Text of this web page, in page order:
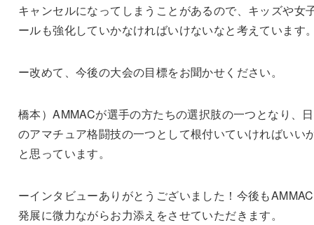
キャンセルになってしまうことがあるので、キッズや女
ールも強化していかなければいけないなと考えています
ー改めて、今後の大会の目標をお聞かせください。
橋本）AMMACが選手の方たちの選択肢の一つとなり、
のアマチュア格闘技の一つとして根付いていければいい
と思っています。
ーインタビューありがとうございました！今後も
発展に微力ながらお力添えをさせていただきます。